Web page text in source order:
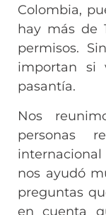
Colombia,
hay más de
permisos.
importan si
pasantía.
Nos
personas
nos ayudó
preguntas
en cuenta